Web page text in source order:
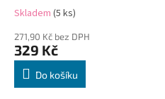
Skladem (5 ks)
271,90 Kč bez DPH
329 Kč
Do košíku